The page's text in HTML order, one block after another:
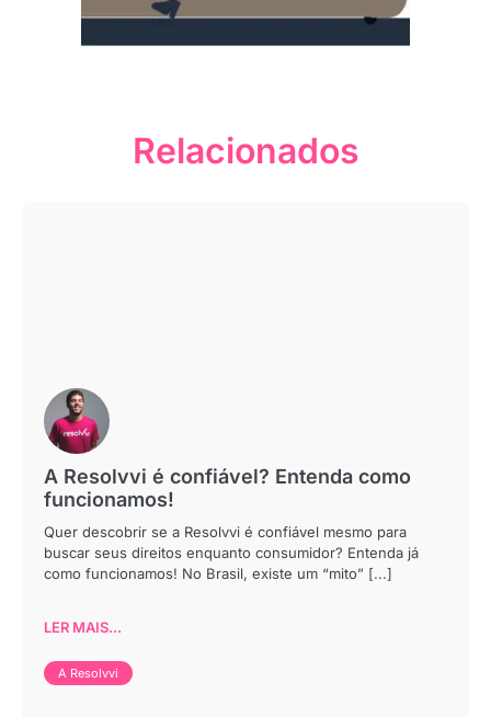
Relacionados
A Resolvvi é confiável? Entenda como
funcionamos!
Quer descobrir se a Resolvvi é confiável mesmo para
buscar seus direitos enquanto consumidor? Entenda já
como funcionamos! No Brasil, existe um “mito” [...]
LER MAIS...
A Resolvvi